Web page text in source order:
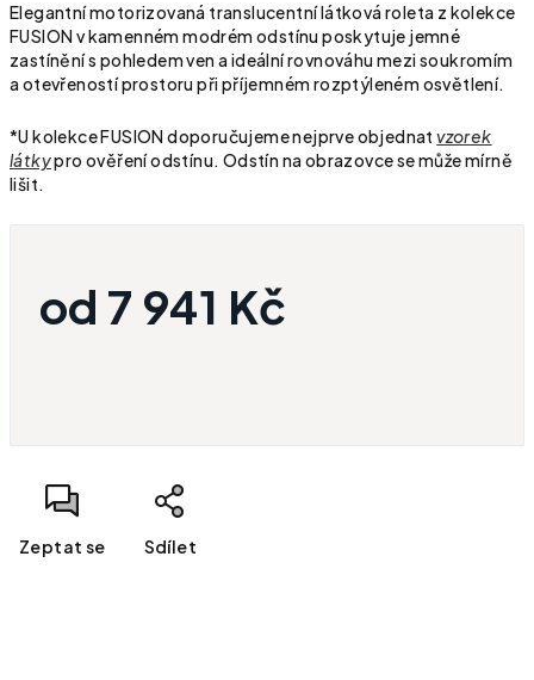
Elegantní motorizovaná translucentní látková roleta z kolekce
FUSION v kamenném modrém odstínu poskytuje jemné
zastínění s pohledem ven a ideální rovnováhu mezi soukromím
a otevřeností prostoru při příjemném rozptýleném osvětlení.
*U kolekce FUSION doporučujeme nejprve objednatvzorek
látkypro ověření odstínu. Odstín na obrazovce se může mírně
lišit.
od 7 941 Kč
Měrná cena:
Zeptat se Sdílet